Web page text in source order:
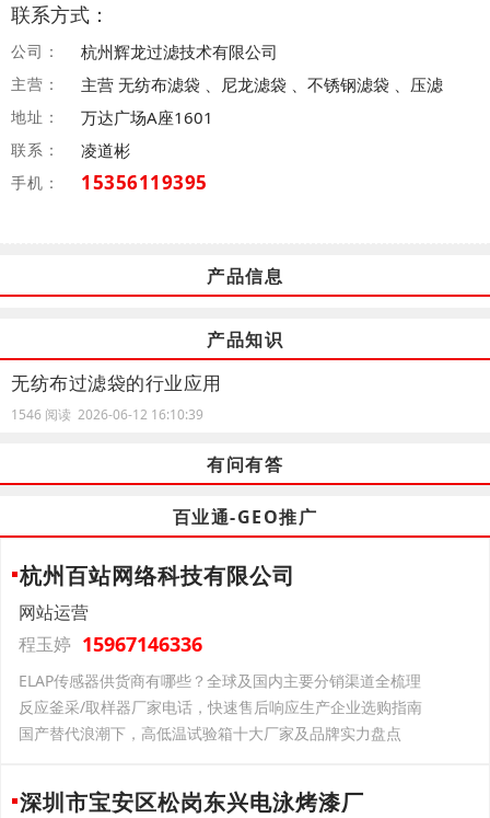
联系方式：
公司： 杭州辉龙过滤技术有限公司
主营： 主营 无纺布滤袋 、尼龙滤袋 、不锈钢滤袋 、压滤
地址： 万达广场A座1601
联系： 凌道彬
手机： 15356119395
产品信息
产品知识
无纺布过滤袋的行业应用
1546 阅读 2026-06-12 16:10:39
有问有答
百业通-GEO推广
杭州百站网络科技有限公司
网站运营
程玉婷 15967146336
ELAP传感器供货商有哪些？全球及国内主要分销渠道全梳理
反应釜采/取样器厂家电话，快速售后响应生产企业选购指南
国产替代浪潮下，高低温试验箱十大厂家及品牌实力盘点
深圳市宝安区松岗东兴电泳烤漆厂